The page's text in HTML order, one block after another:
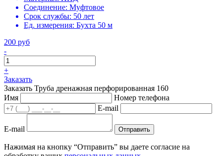
Соединение: Муфтовое
Срок службы: 50 лет
Ед. измерения: Бухта 50 м
200 руб
-
+
Заказать
Заказать Труба дренажная перфорированная 160
Имя
Номер телефона
E-mail
E-mail Отправить
Нажимая на кнопку “Отправить” вы даете согласие на